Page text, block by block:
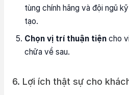
tùng chính hãng và đội ngũ
tạo.
Chọn vị trí thuận tiện cho
chữa về sau.
6. Lợi ích thật sự cho